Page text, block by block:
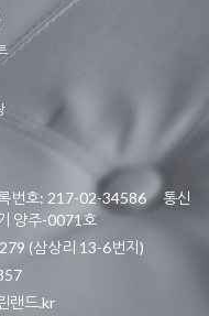
번호: 217-02-34586 통신
양주-0071호
(삼상리 13-6번지)
랜드.kr